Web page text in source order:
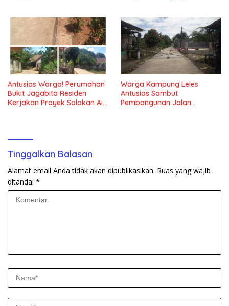
Antusias Warga! Perumahan
Bukit Jagabita Residen
Kerjakan Proyek Solokan Air
Warga Kampung Leles
Antusias Sambut
Pembangunan Jalan
Tinggalkan Balasan
Alamat email Anda tidak akan dipublikasikan. Ruas yang wajib
ditandai *